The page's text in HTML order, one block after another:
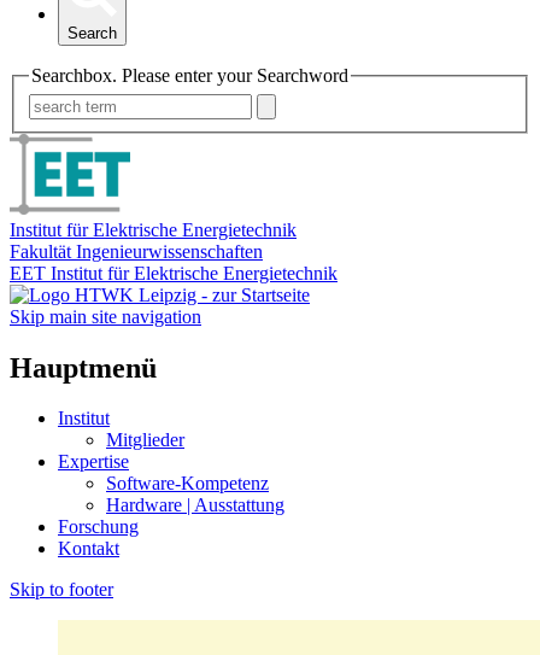
Search
Searchbox. Please enter your Searchword
Institut für Elektrische Energietechnik
Fakultät Ingenieurwissenschaften
EET Institut für Elektrische Energietechnik
Skip main site navigation
Hauptmenü
Institut
Mitglieder
Expertise
Software-Kompetenz
Hardware | Ausstattung
Forschung
Kontakt
Skip to footer